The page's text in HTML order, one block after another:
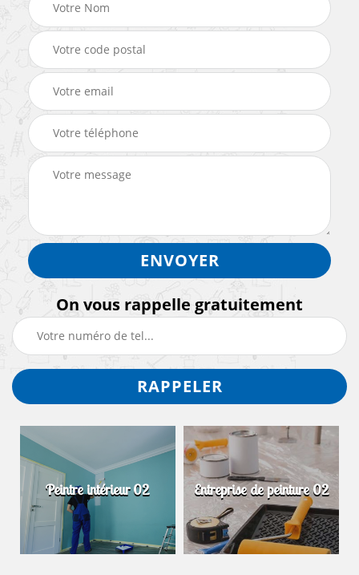
On vous rappelle gratuitement
Peintre intérieur 02 Entreprise de peinture 02